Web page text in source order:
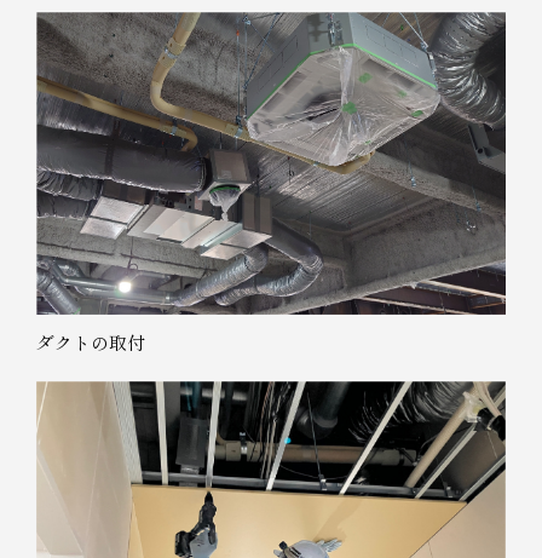
ダクトの取付